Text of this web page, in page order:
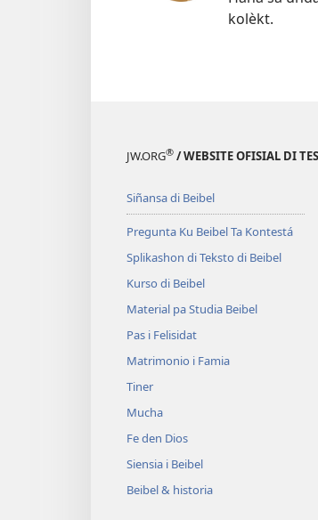
kolèkt.
JW.ORG® / WEBSITE OFISIAL DI
Siñansa di Beibel
Pregunta Ku Beibel Ta Kontestá
Splikashon di Teksto di Beibel
Kurso di Beibel
Material pa Studia Beibel
Pas i Felisidat
Matrimonio i Famia
Tiner
Mucha
Fe den Dios
Siensia i Beibel
Beibel & historia